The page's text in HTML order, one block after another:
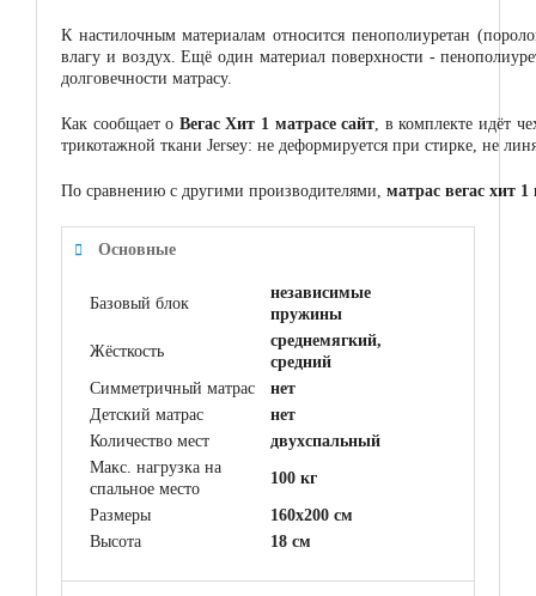
К настилочным материалам относится пенополиуретан
влагу и воздух. Ещё один материал поверхности -
долговечности матрасу.
Как сообщает о Вегас Хит 1 матрасе сайт , в комплекте идёт
трикотажной ткани Jersey: не деформируется при стирке, не
По сравнению с другими производителями, матрас вегас хит 1
Основные
Базовый блок
независимые
пружины
Жёсткость
среднемягкий,
средний
Симметричный матрас
нет
Детский матрас
нет
Количество мест
двухспальный
Макс. нагрузка на
спальное место
100 кг
Размеры
160x200 см
Высота
18 см